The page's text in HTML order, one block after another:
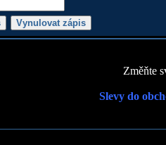
Změňte
Slevy do